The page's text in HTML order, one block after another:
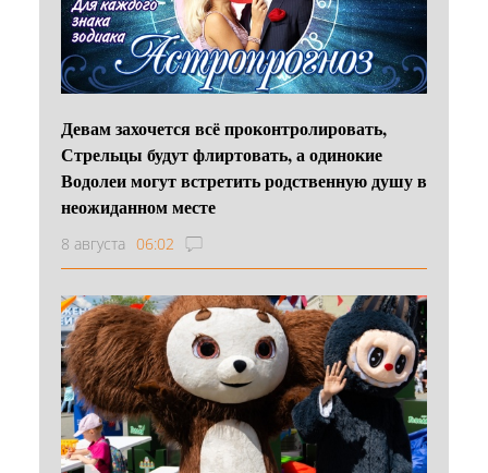
Девам захочется всё проконтролировать,
Стрельцы будут флиртовать, а одинокие
Водолеи могут встретить родственную душу в
неожиданном месте
8 августа 06:02